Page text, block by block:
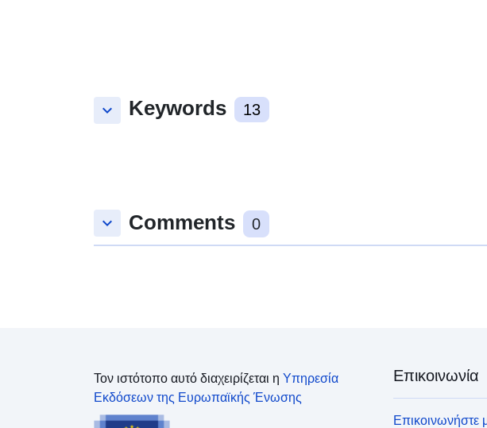
keyboard_arrow_down Keywords 13
keyboard_arrow_down Comments 0
Τον ιστότοπο αυτό διαχειρίζεται η Υπηρεσία
Εκδόσεων της Ευρωπαϊκής Ένωσης
Επικοινωνία
Επικοινωνήστε